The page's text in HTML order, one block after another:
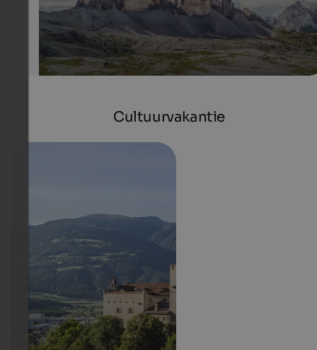
Cultuurvakantie